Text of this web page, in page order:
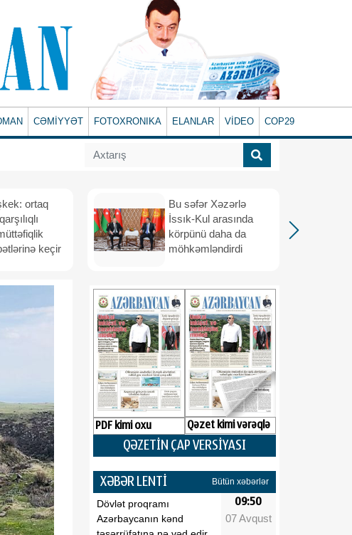
CƏMİYYƏT FOTOXRONIKA ELANLAR VİDEO COP29
ortaq
keçir
Bu səfər Xəzərlə
İssık-Kul arasında
körpünü daha da
möhkəmləndirdi
PDF kimi oxu Qəzet kimi vərəqlə
QƏZETİN ÇAP VERSİYASI
XƏBƏR LENTİ Bütün xəbərlər
Dövlət proqramı
Azərbaycanın kənd
09:50
07 Avqust